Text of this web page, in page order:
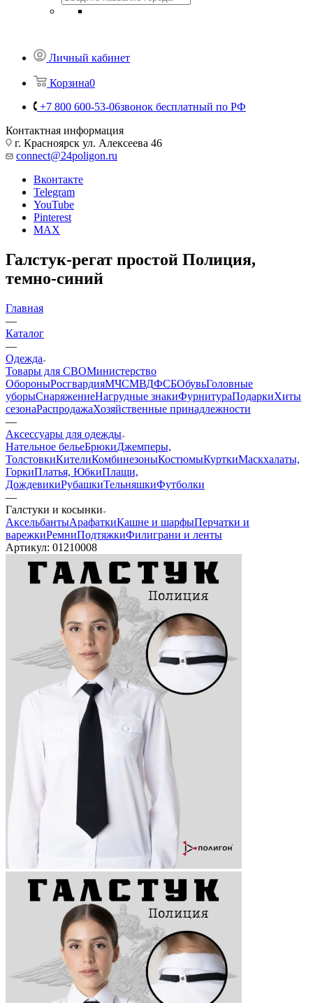
Личный кабинет
Корзина0
+7 800 600-53-06звонок бесплатный по РФ
Контактная информация
г. Красноярск ул. Алексеева 46
connect@24poligon.ru
Вконтакте
Telegram
YouTube
Pinterest
MAX
Галстук-регат простой Полиция,
темно-синий
Главная
—
Каталог
—
Одежда
Товары для СВОМинистерство
ОбороныРосгвардияМЧСМВДФСБОбувьГоловные
уборыСнаряжениеНагрудные знакиФурнитураПодаркиХиты
сезонаРаспродажаХозяйственные принадлежности
—
Аксессуары для одежды
Нательное бельеБрюкиДжемперы,
ТолстовкиКителиКомбинезоныКостюмыКурткиМаскхалаты,
ГоркиПлатья, ЮбкиПлащи,
ДождевикиРубашкиТельняшкиФутболки
—
Галстуки и косынки
АксельбантыАрафаткиКашне и шарфыПерчатки и
варежкиРемниПодтяжкиФилиграни и ленты
Артикул: 01210008